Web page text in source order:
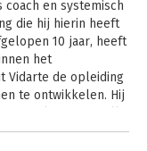
en systemisch
die hij hierin heeft
10 jaar, heeft
het
Vidarte de opleiding
te ontwikkelen. Hij
van coaching,